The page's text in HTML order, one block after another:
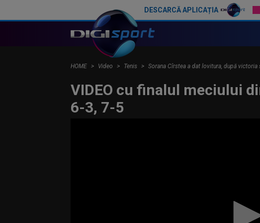
DESCARCĂ APLICAȚIA
HOME Video Tenis Sorana Cîrstea a dat lovitura, după victoria
VIDEO cu finalul meciului
6-3, 7-5